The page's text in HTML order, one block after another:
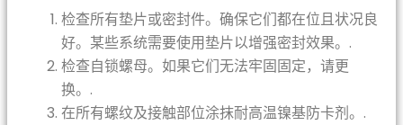
检查所有垫片或密封件。确保它们都在位且状况良
好。某些系统需要使用垫片以增强密封效果。.
检查自锁螺母。如果它们无法牢固固定，请更
换。.
在所有螺纹及接触部位涂抹耐高温镍基防卡剂。.